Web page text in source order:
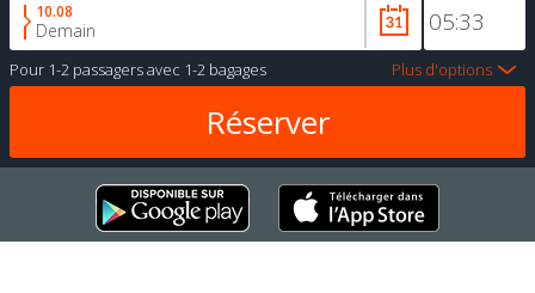
10.08
Demain
Pour 1-2 passagersavec 1-2 bagages Plus d'options